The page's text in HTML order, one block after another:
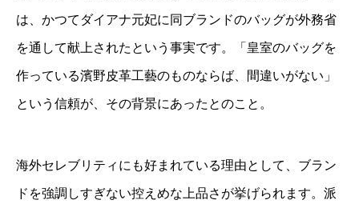
は、かつてダイアナ元妃に同ブランドのバッグが外務省
を通して献上されたという事実です。「皇室のバッグを
作っている濱野皮革工藝のものならば、間違いがない」
という信頼が、その背景にあったとのこと。
海外セレブリティにも好まれている理由として、ブラン
ドを強調しすぎない控えめな上品さが挙げられます。派